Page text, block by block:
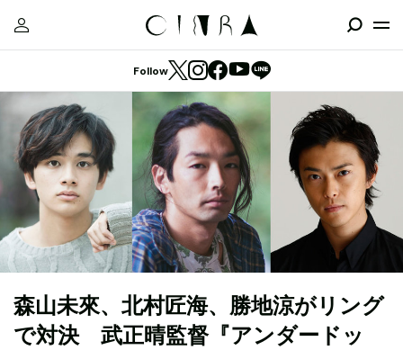
Follow
森山未來、北村匠海、勝地涼がリング
で対決 武正晴監督『アンダードッ